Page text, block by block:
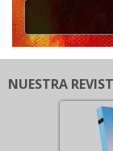
NUESTRA